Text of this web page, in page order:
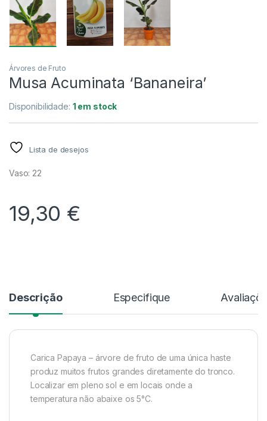
Árvores de Fruto
Musa Acuminata ‘Bananeira’
Disponibilidade: 1 em stock
Lista de desejos
Vaso: 22
19,30 €
Descrição Especifique
Carica Papaya – árvore de fruto de uma única haste
produz muitos frutos grandes diretamente do tronco.
Localizar em pleno sol e em locais onde a
temperatura não abaixe os 5°C.